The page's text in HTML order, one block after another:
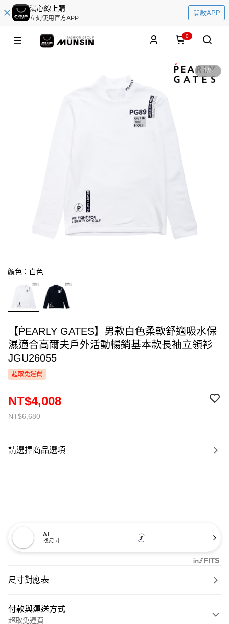
滿心線上購
立刻使用官方APP
開啟APP
0
1/8
顏色：白色
【ṔEARLY GATES】男款白色柔軟舒適吸水保
濕適合高爾夫戶外活動暢銷基本款長袖立領衫
JGU26055
超取免運費
NT$6,680
NT$4,008
請選擇商品選項
AI
找尺寸
尺寸對應表
付款與運送方式
超取免運費